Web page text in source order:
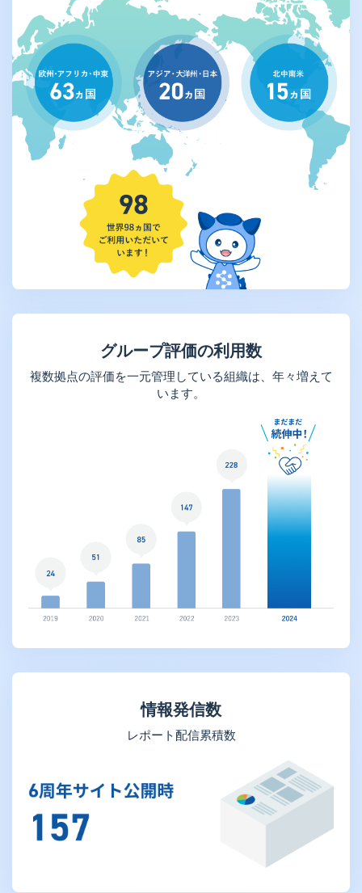
グループ評価の利用数
複数拠点の評価を一元管理している組織は、年々増えて
います。
情報発信数
レポート配信累積数